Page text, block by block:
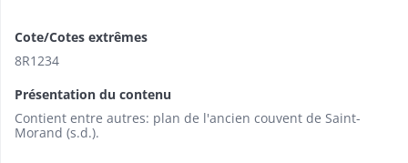
Cote/Cotes extrêmes
8R1234
Présentation du contenu
Contient entre autres: plan de l'ancien couvent de Saint-
Morand (s.d.).